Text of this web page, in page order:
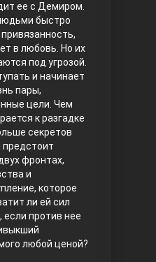
ее с Демиром.
быстро
в любовь. Но их
под угрозой.
и начинает
пары,
цели. Чем
к разгадке
секретов
предстоит
фронтах,
и
которое
ли ей сил
если против нее
любой ценой?